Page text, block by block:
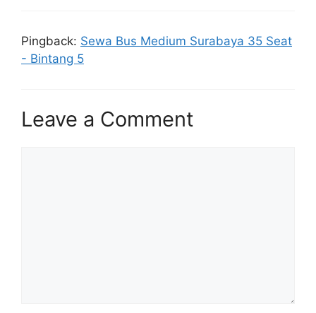
Pingback: Sewa Bus Medium Surabaya 35 Seat
- Bintang 5
Leave a Comment